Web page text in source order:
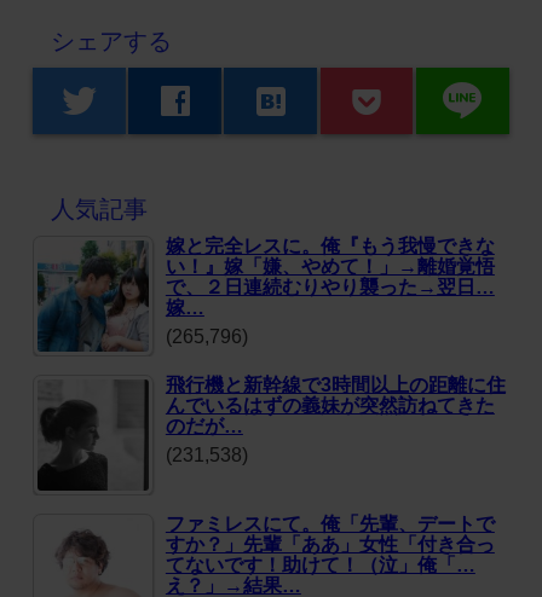
シェアする
twitter facebook hatenabookmark line
人気記事
嫁と完全レスに。俺『もう我慢できな
い！』嫁「嫌、やめて！」→離婚覚悟
で、２日連続むりやり襲った→翌日…
嫁…
(265,796)
飛行機と新幹線で3時間以上の距離に住
んでいるはずの義妹が突然訪ねてきた
のだが…
(231,538)
ファミレスにて。俺「先輩、デートで
すか？」先輩「ああ」女性「付き合っ
てないです！助けて！（泣」俺「…
え？」→結果…